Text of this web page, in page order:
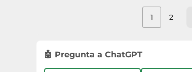
1 2
🤖 Pregunta a ChatGPT